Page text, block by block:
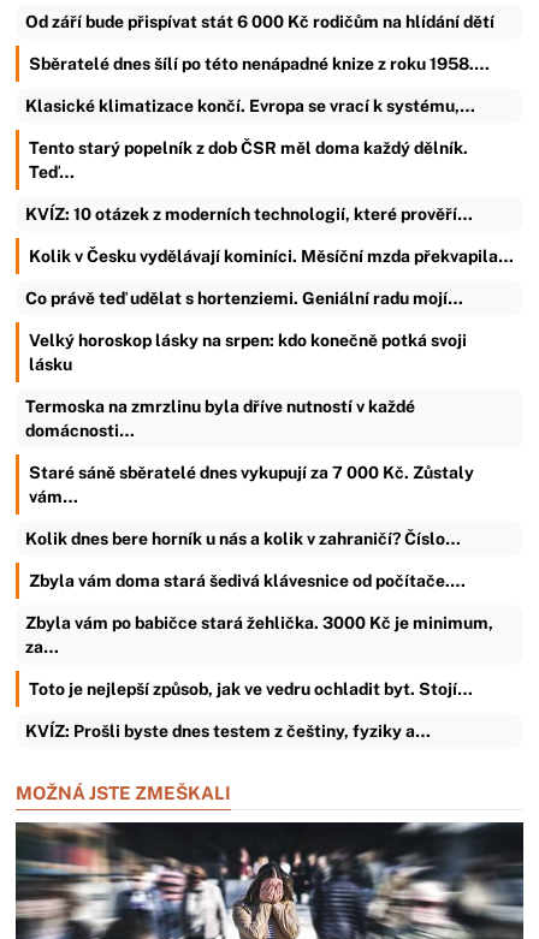
Od září bude přispívat stát 6 000 Kč rodičům na hlídání dětí
Sběratelé dnes šílí po této nenápadné knize z roku 1958.…
Klasické klimatizace končí. Evropa se vrací k systému,…
Tento starý popelník z dob ČSR měl doma každý dělník.
Teď…
KVÍZ: 10 otázek z moderních technologií, které prověří…
Kolik v Česku vydělávají kominíci. Měsíční mzda překvapila…
Co právě teď udělat s hortenziemi. Geniální radu mojí…
Velký horoskop lásky na srpen: kdo konečně potká svoji
lásku
Termoska na zmrzlinu byla dříve nutností v každé
domácnosti…
Staré sáně sběratelé dnes vykupují za 7 000 Kč. Zůstaly
vám…
Kolik dnes bere horník u nás a kolik v zahraničí? Číslo…
Zbyla vám doma stará šedivá klávesnice od počítače.…
Zbyla vám po babičce stará žehlička. 3000 Kč je minimum,
za…
Toto je nejlepší způsob, jak ve vedru ochladit byt. Stojí…
KVÍZ: Prošli byste dnes testem z češtiny, fyziky a…
MOŽNÁ JSTE ZMEŠKALI